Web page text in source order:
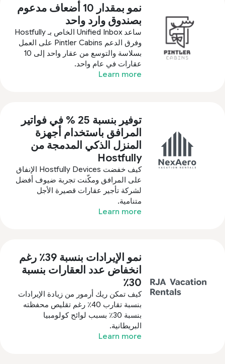
نمو بمقدار 10 أضعاف مدعوم
بصندوق وارد واحد
ساعد Unified Inbox الخاص بـ Hostfully
وفرق الدعم Pintler Cabins على العمل
بسلاسة والتوسع من عقار واحد إلى 10
عقارات في عام واحد.
Learn more
توفير بنسبة 25 % في فواتير
المرافق باستخدام أجهزة
المنزل الذكي المدمجة من
Hostfully
كيف خفضت Hostfully Devices الإنفاق
على المرافق ومكّنت تجربة ضيوف أفضل
لشركة تأجير عقارات قصيرة الأجل
متنامية.
Learn more
نمو الإيرادات بنسبة 39٪ رغم
انخفاض عدد العقارات بنسبة
30٪
كيف تمكن ريك أرمور من زيادة الإيرادات
بنسبة تقارب 40٪ رغم تقليص محفظته
بنسبة 30٪ بسبب لوائح كولومبيا
البريطانية.
Learn more